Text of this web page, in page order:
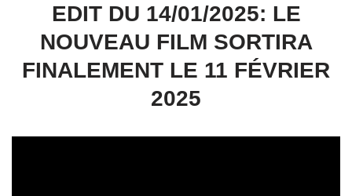
EDIT DU 14/01/2025: LE
NOUVEAU FILM SORTIRA
FINALEMENT LE 11 FÉVRIER
2025